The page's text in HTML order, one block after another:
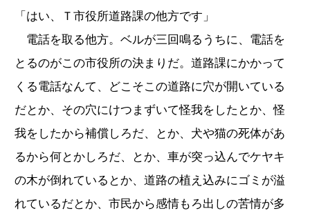
「はい、Ｔ市役所道路課の他方です」
電話を取る他方。ベルが三回鳴るうちに、電話を
とるのがこの市役所の決まりだ。道路課にかかって
くる電話なんて、どこそこの道路に穴が開いている
だとか、その穴にけつまずいて怪我をしたとか、怪
我をしたから補償しろだ、とか、犬や猫の死体があ
るから何とかしろだ、とか、車が突っ込んでケヤキ
の木が倒れているとか、道路の植え込みにゴミが溢
れているだとか、市民から感情もろ出しの苦情が多